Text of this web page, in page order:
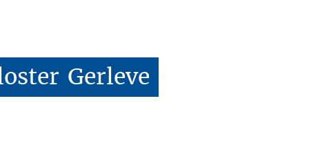
Gerleve